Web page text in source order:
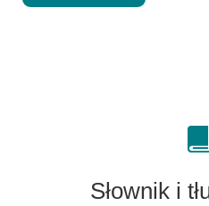
Słownik i